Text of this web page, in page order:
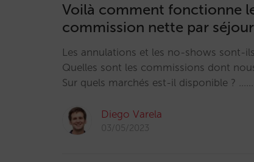
Voilà comment fonctionne
commission nette par
Les annulations et les no-shows sont-
Quelles sont les commissions dont
Sur quels marchés est-il disponible ? ...…
Diego Varela
03/05/2023